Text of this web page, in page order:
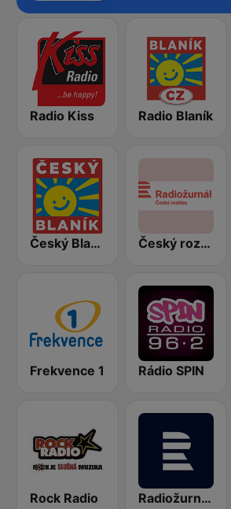
Radio Kiss Radio Blaník
Český Blaník Český rozhlas Radiožurnál
Frekvence 1 Rádio SPIN
Rock Radio Radiožurnál Sport